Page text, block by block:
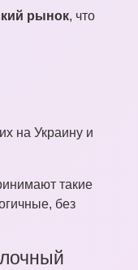
рынок, что
на Украину и
такие
без